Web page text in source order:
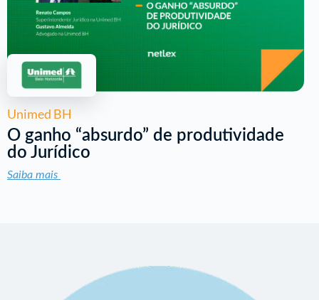
Unimed BH
O ganho “absurdo” de produtividade
do Jurídico
Saiba mais